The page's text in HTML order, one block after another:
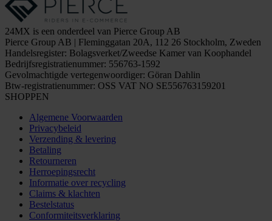
24MX is een onderdeel van Pierce Group AB
Pierce Group AB | Fleminggatan 20A, 112 26 Stockholm, Zweden
Handelsregister: Bolagsverket/Zweedse Kamer van Koophandel
Bedrijfsregistratienummer: 556763-1592
Gevolmachtigde vertegenwoordiger: Göran Dahlin
Btw-registratienummer: OSS VAT NO SE556763159201
SHOPPEN
Algemene Voorwaarden
Privacybeleid
Verzending & levering
Betaling
Retourneren
Herroepingsrecht
Informatie over recycling
Claims & klachten
Bestelstatus
Conformiteitsverklaring